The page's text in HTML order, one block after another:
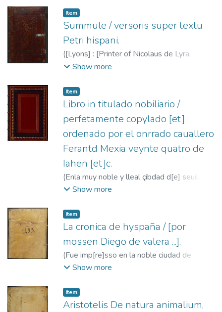
1506
Item
Summule / versoris super textu
Petri hispani.
([Lyons] : [Printer of Nicolaus de Lyra,
Postilla super psalterium (H 10383)],
Juan XXI, Papa, m. 1277 Summulae
logicales; Impresor de la Postilla de Nicolás
de Lyra
Show more
Item
Libro in titulado nobiliario /
perfetamente copylado [et]
ordenado por el onrrado cauallero
Ferantd Mexia veynte quatro de
Iahen [et]c.
(Enla muy noble y lleal çibdad d[e] seuilla :
inpressa por llos onrrados varones
verdaderamente corregida [et]c,
30 )Mejía, Fernando, 1424-ca. 1500
Pedro, fl. 1477-1506
Gentil, Juan, fl.
1492-1498
Show more
Item
La cronica de hyspaña / [por
mossen Diego de valera ...].
(Fue imp[re]sso en la noble ciudad de
Salama[n]ca : [Tip. de Nebrija: Gramática
1412-ca. 1488
de Nebrija, fl.1492-1500?
Show more
Item
Aristotelis De natura animalium,